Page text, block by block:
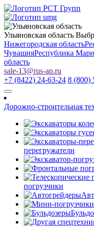
Ульяновская область
Нижегородская область
ЧувашияРеспублика
область
sale-13@rus-ap.ru
+7 (8422) 24-63-24 8 (800)
Дорожно-строительная
перегружатели
погрузчики